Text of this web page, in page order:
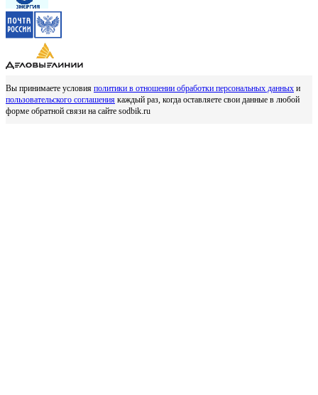
Вы принимаете условия политики в отношении обработки персональных данных и
пользовательского соглашения каждый раз, когда оставляете свои данные в любой
форме обратной связи на сайте sodbik.ru